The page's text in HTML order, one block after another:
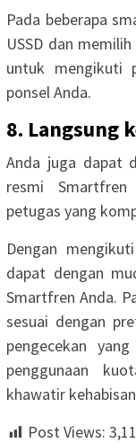
Pada beberapa
USSD dan
untuk mengikuti
ponsel Anda.
8. Langsung
Anda juga dapat
resmi
petugas yang
Dengan
dapat dengan
Smartfren Anda.
sesuai dengan
pengecekan
penggunaan
khawatir
Post Views: